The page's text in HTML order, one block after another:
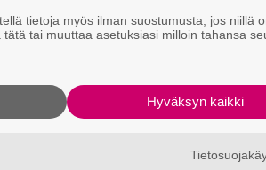
tietoja myös ilman suostumusta, jos niillä
tai muuttaa asetuksiasi milloin tahansa
Hyväksyn kaikki